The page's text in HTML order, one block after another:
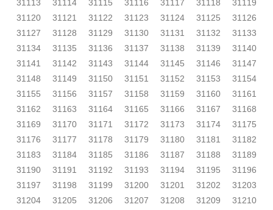
31113
31114 31115 31116 31117 31118
31119
31120
31121 31122 31123 31124 31125
31126
31127
31128 31129 31130 31131 31132
31133
31134
31135 31136 31137 31138 31139
31140
31141
31142 31143 31144 31145 31146
31147
31148
31149 31150 31151 31152 31153
31154
31155
31156 31157 31158 31159 31160
31161
31162
31163 31164 31165 31166 31167
31168
31169
31170 31171 31172 31173 31174
31175
31176
31177 31178 31179 31180 31181
31182
31183
31184 31185 31186 31187 31188
31189
31190
31191 31192 31193 31194 31195
31196
31197
31198 31199 31200 31201 31202
31203
31204
31205 31206 31207 31208 31209
31210